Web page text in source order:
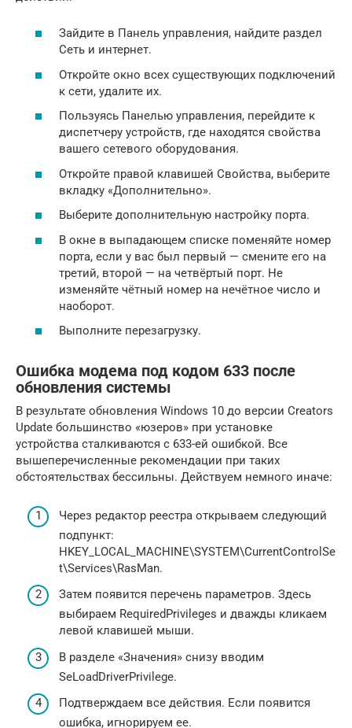
Зайдите в Панель управления, найдите раздел
Сеть и интернет.
Откройте окно всех существующих подключений
к сети, удалите их.
Пользуясь Панелью управления, перейдите к
диспетчеру устройств, где находятся свойства
вашего сетевого оборудования.
Откройте правой клавишей Свойства, выберите
вкладку «Дополнительно».
Выберите дополнительную настройку порта.
В окне в выпадающем списке поменяйте номер
порта, если у вас был первый — смените его на
третий, второй — на четвёртый порт. Не
изменяйте чётный номер на нечётное число и
наоборот.
Выполните перезагрузку.
Ошибка модема под кодом 633 после
обновления системы
В результате обновления Windows 10 до версии Creators
Update большинство «юзеров» при установке
устройства сталкиваются с 633-ей ошибкой. Все
вышеперечисленные рекомендации при таких
обстоятельствах бессильны. Действуем немного иначе:
Через редактор реестра открываем следующий
подпункт:
HKEY_LOCAL_MACHINE\SYSTEM\CurrentControlSe
t\Services\RasMan.
Затем появится перечень параметров. Здесь
выбираем RequiredPrivileges и дважды кликаем
левой клавишей мыши.
В разделе «Значения» снизу вводим
SeLoadDriverPrivilege.
Подтверждаем все действия. Если появится
ошибка, игнорируем ее.